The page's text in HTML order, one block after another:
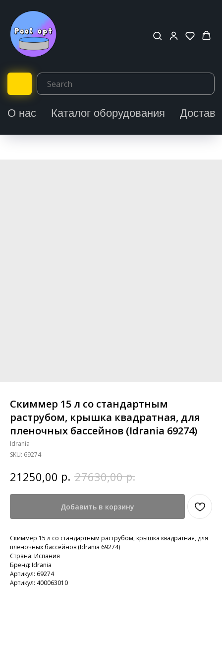
О нас Каталог оборудования
Скиммер 15 л со стандартным
раструбом, крышка квадратная, для
пленочных бассeйнов (Idrania 69274)
Idrania
SKU: 69274
21250,00 р. 27630,00 р.
Добавить в корзину
Скиммер 15 л со стандартным раструбом, крышка квадратная, для
пленочных бассeйнов (Idrania 69274)
Страна: Испания
Бренд: Idrania
Артикул: 69274
Артикул: 400063010